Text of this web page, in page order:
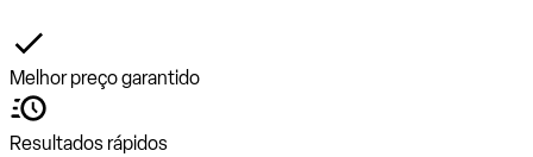
Melhor preço garantido
Resultados rápidos